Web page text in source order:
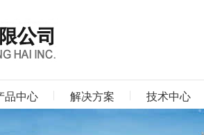
品中心 解决方案 技术中心